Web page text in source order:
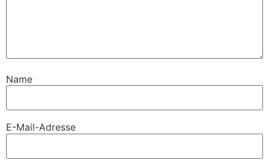
Name
E-Mail-Adresse